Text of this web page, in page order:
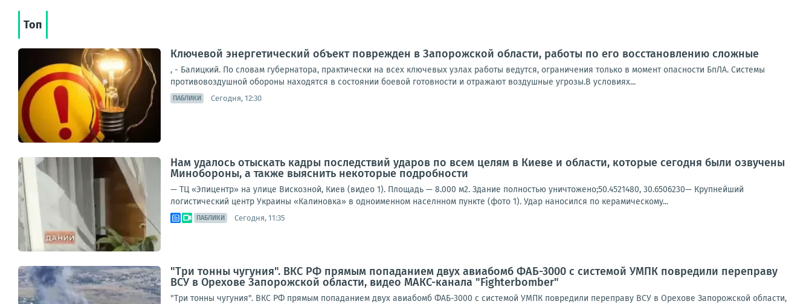
Топ
Ключевой энергетический объект поврежден в Запорожской области, работы по его восстановлению сложные
, - Балицкий. По словам губернатора, практически на всех ключевых узлах работы ведутся, ограничения только в момент опасности БпЛА. Системы
противовоздушной обороны находятся в состоянии боевой готовности и отражают воздушные угрозы.В условиях...
ПАБЛИКИ Сегодня, 12:30
Нам удалось отыскать кадры последствий ударов по всем целям в Киеве и области, которые сегодня были озвучены
Минобороны, а также выяснить некоторые подробности
— ТЦ «Эпицентр» на улице Вискозной, Киев (видео 1). Площадь — 8.000 м2. Здание полностью уничтожено;50.4521480, 30.6506230— Крупнейший
логистический центр Украины «Калиновка» в одноименном населнном пункте (фото 1). Удар наносился по керамическому...
ПАБЛИКИ Сегодня, 11:35
"Три тонны чугуния". ВКС РФ прямым попаданием двух авиабомб ФАБ-3000 с системой УМПК повредили переправу
ВСУ в Орехове Запорожской области, видео МАКС-канала "Fighterbomber"
"Три тонны чугуния". ВКС РФ прямым попаданием двух авиабомб ФАБ-3000 с системой УМПК повредили переправу ВСУ в Орехове Запорожской области,